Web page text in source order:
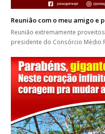
Reunião com o meu amigo e
Reunião extremamente
presidente do Consórcio Médio